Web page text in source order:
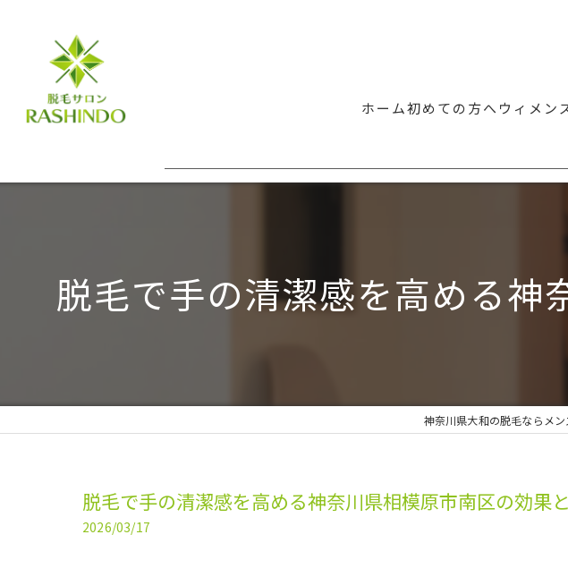
ホーム初めての方へ
【学割10%OFF】学生
眉毛スタイリング
ウィメン
脱毛で手の清潔感を高める神
神奈川県大和の脱毛ならメ
脱毛で手の清潔感を高める神奈川県相模原市南区の効果
2026/03/17